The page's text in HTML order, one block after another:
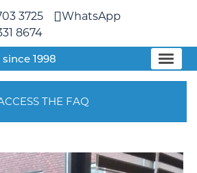
3725
8674
WhatsApp
1998
THE FAQ